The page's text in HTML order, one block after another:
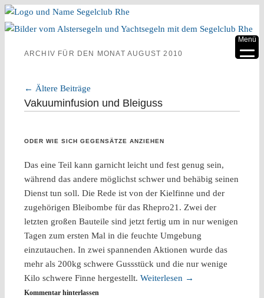
ARCHIV FÜR DEN MONATAUGUST 2010
Artikelnavigation
← Ältere Beiträge
Vakuuminfusion und Bleiguss
ODER WIE SICH GEGENSÄTZE ANZIEHEN
Das eine Teil kann garnicht leicht und fest genug sein,
während das andere möglichst schwer und behäbig seinen
Dienst tun soll. Die Rede ist von der Kielfinne und der
zugehörigen Bleibombe für das Rhepro21. Zwei der
letzten großen Bauteile sind jetzt fertig um in nur wenigen
Tagen zum ersten Mal in die feuchte Umgebung
einzutauchen. In zwei spannenden Aktionen wurde das
mehr als 200kg schwere Gussstück und die nur wenige
Kilo schwere Finne hergestellt. Weiterlesen →
Kommentar hinterlassen
Menü
▼